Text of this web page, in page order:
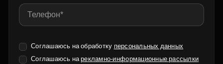
Соглашаюсь на обработку персональных данных
Соглашаюсь нарекламно-информационные рассылки